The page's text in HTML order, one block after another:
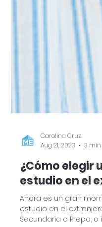
Carolina Cruz
Aug 21, 2023
3
¿Cómo elegir
estudio en el